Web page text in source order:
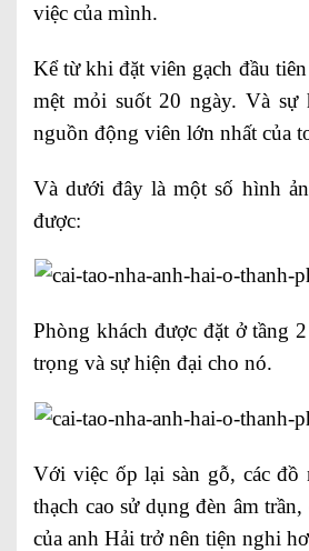
việc của mình.
Kể từ khi đặt viên gạch đầu
mệt mỏi suốt 20 ngày. Và
nguồn động viên lớn nhất của
Và dưới đây là một số hình
được:
Phòng khách được đặt ở tầng
trọng và sự hiện đại cho nó.
Với việc ốp lại sàn gỗ, các
thạch cao sử dụng đèn âm
của anh Hải trở nên tiện nghi